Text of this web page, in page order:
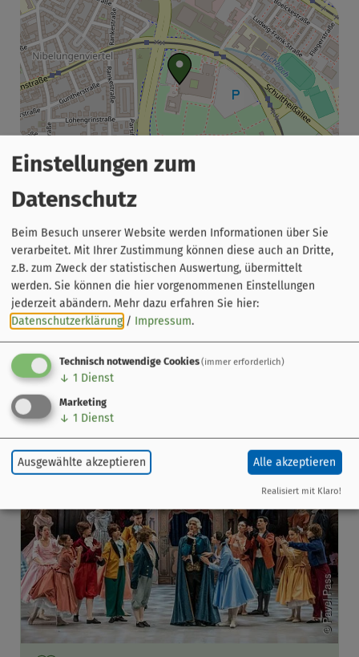
Leaflet
Meistersingerhalle
90478 Nürnberg
0911 231-8000
Auch an diesem Ort
Einstellungen zum
Datenschutz
Beim Besuch unserer Website werden Informationen über Sie
verarbeitet. Mit Ihrer Zustimmung können diese auch an Dritte,
z.B. zum Zweck der statistischen Auswertung, übermittelt
werden. Sie können die hier vorgenommenen Einstellungen
jederzeit abändern. Mehr dazu erfahren Sie hier:
Datenschutzerklärung / Impressum.
Technisch notwendige Cookies(immer erforderlich)
↓ 1 Dienst
Marketing
↓ 1 Dienst
Ausgewählte akzeptieren Alle akzeptieren
Realisiert mit Klaro!